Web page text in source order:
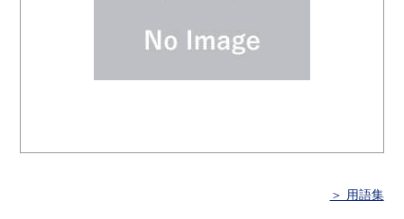
＞ 用語集